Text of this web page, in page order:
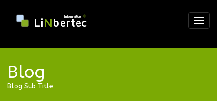
Blog
Blog Sub Title